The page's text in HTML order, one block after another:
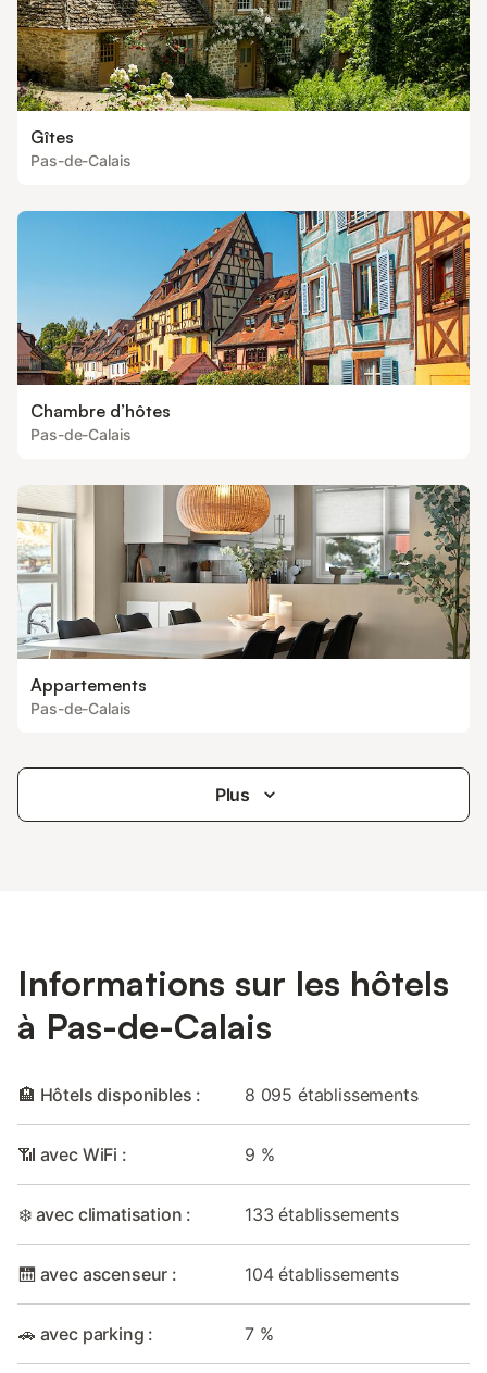
Gîtes
Pas-de-Calais
Chambre d’hôtes
Pas-de-Calais
Appartements
Pas-de-Calais
Plus
Informations sur les hôtels
à Pas-de-Calais
🏨 Hôtels disponibles : 8 095 établissements
📶 avec WiFi : 9 %
❄️ avec climatisation : 133 établissements
🛗 avec ascenseur : 104 établissements
🚗 avec parking : 7 %